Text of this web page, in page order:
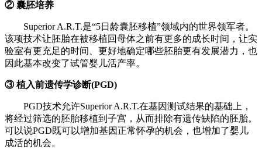
② 囊胚培养
Superior A.R.T.是“5日龄囊胚移植”领域内的世界领军者。
该项技术让胚胎在被移植回母体之前有更多的成长时间，让实
验室有更充足的时间、更好地确定哪些胚胎更有发展潜力，也
因此基本改变了试管婴儿活产率。
③ 植入前遗传学诊断(PGD)
PGD技术允许Superior A.R.T.在基因测试结果的基础上，
将经过筛选的胚胎移植到子宫，从而排除有遗传缺陷的胚胎。
可以说PGD既可以增加基因正常怀孕的机会，也增加了婴儿
成活的机会。